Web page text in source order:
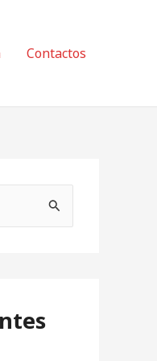
Contactos